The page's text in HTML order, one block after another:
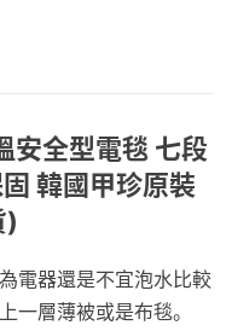
安全型電毯 七段
韓國甲珍原裝
)
電器還是不宜泡水比較
一層薄被或是布毯。